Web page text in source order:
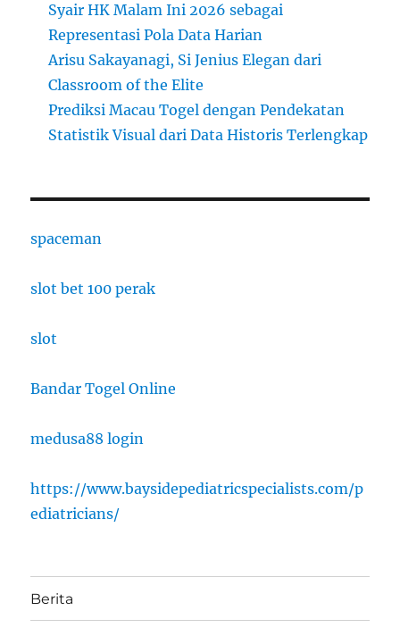
Syair HK Malam Ini 2026 sebagai
Representasi Pola Data Harian
Arisu Sakayanagi, Si Jenius Elegan dari
Classroom of the Elite
Prediksi Macau Togel dengan Pendekatan
Statistik Visual dari Data Historis Terlengkap
spaceman
slot bet 100 perak
slot
Bandar Togel Online
medusa88 login
https://www.baysidepediatricspecialists.com/p
ediatricians/
Berita